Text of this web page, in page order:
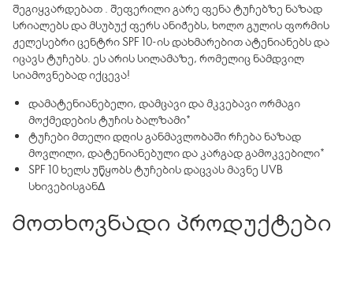
შეგიყვარდებათ . შეფერილი გარე ფენა ტუჩებზე ნაზად
სრიალებს და მსუბუქ ფერს ანიჭებს, ხოლო გულის ფორმის
ჟელესებრი ცენტრი SPF 10-ის დახმარებით ატენიანებს და
იცავს ტუჩებს. ეს არის სილამაზე, რომელიც ნამდვილ
სიამოვნებად იქცევა!
დამატენიანებელი, დამცავი და მკვებავი ორმაგი
მოქმედების ტუჩის ბალზამი*
ტუჩები მთელი დღის განმავლობაში რჩება ნაზად
მოვლილი, დატენიანებული და კარგად გამოკვებილი*
SPF 10 ხელს უწყობს ტუჩების დაცვას მავნე UVB
სხივებისგანΔ
მოთხოვნადი პროდუქტები